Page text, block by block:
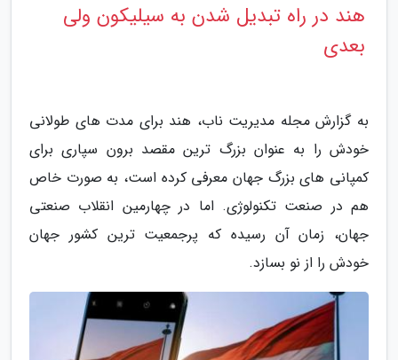
هند در راه تبدیل شدن به سیلیکون ولی
بعدی
به گزارش مجله مدیریت ناب، هند برای مدت های طولانی
خودش را به عنوان بزرگ ترین مقصد برون سپاری برای
کمپانی های بزرگ جهان معرفی کرده است، به صورت خاص
هم در صنعت تکنولوژی. اما در چهارمین انقلاب صنعتی
جهان، زمان آن رسیده که پرجمعیت ترین کشور جهان
خودش را از نو بسازد.